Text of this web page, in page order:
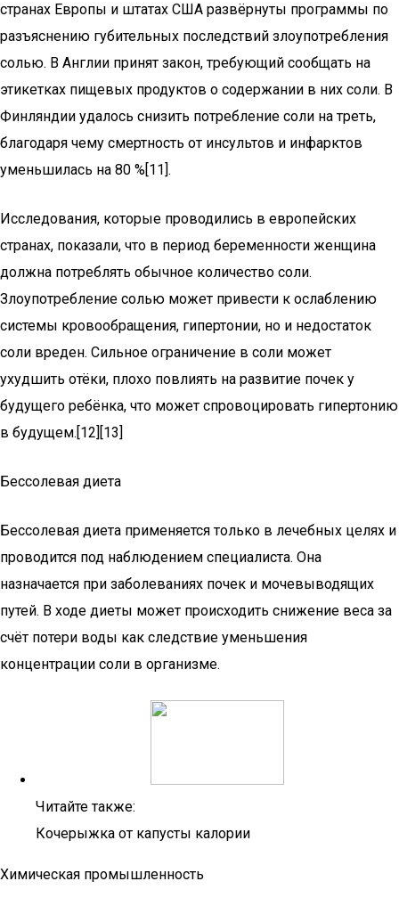
странах Европы и штатах США развёрнуты программы по
разъяснению губительных последствий злоупотребления
солью. В Англии принят закон, требующий сообщать на
этикетках пищевых продуктов о содержании в них соли. В
Финляндии удалось снизить потребление соли на треть,
благодаря чему смертность от инсультов и инфарктов
уменьшилась на 80 %[11].
Исследования, которые проводились в европейских
странах, показали, что в период беременности женщина
должна потреблять обычное количество соли.
Злоупотребление солью может привести к ослаблению
системы кровообращения, гипертонии, но и недостаток
соли вреден. Сильное ограничение в соли может
ухудшить отёки, плохо повлиять на развитие почек у
будущего ребёнка, что может спровоцировать гипертонию
в будущем.[12][13]
Бессолевая диета
Бессолевая диета применяется только в лечебных целях и
проводится под наблюдением специалиста. Она
назначается при заболеваниях почек и мочевыводящих
путей. В ходе диеты может происходить снижение веса за
счёт потери воды как следствие уменьшения
концентрации соли в организме.
Читайте также:
Кочерыжка от капусты калории
Химическая промышленность